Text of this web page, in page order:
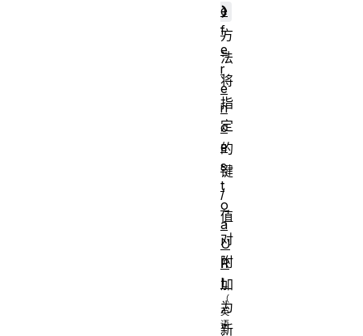
)
方
法
将
指
定
的
键
/
值
对
附
加
为
新
e
f
e
r
e
n
c
e
s
t
o
a
U
R
L